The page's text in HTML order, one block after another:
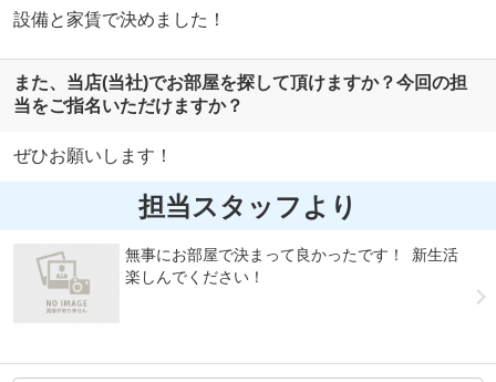
設備と家賃で決めました！
また、当店(当社)でお部屋を探して頂けますか？今回の担
当をご指名いただけますか？
ぜひお願いします！
担当スタッフより
無事にお部屋で決まって良かったです！ 新生活
楽しんでください！